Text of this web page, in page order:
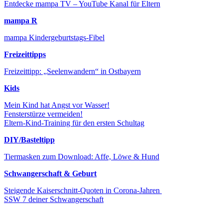
Entdecke mampa TV – YouTube Kanal für Eltern
mampa R
mampa Kindergeburtstags-Fibel
Freizeittipps
Freizeittipp: „Seelenwandern“ in Ostbayern
Kids
Mein Kind hat Angst vor Wasser!
Fensterstürze vermeiden!
Eltern-Kind-Training für den ersten Schultag
DIY/Basteltipp
Tiermasken zum Download: Affe, Löwe & Hund
Schwangerschaft & Geburt
Steigende Kaiserschnitt-Quoten in Corona-Jahren
SSW 7 deiner Schwangerschaft